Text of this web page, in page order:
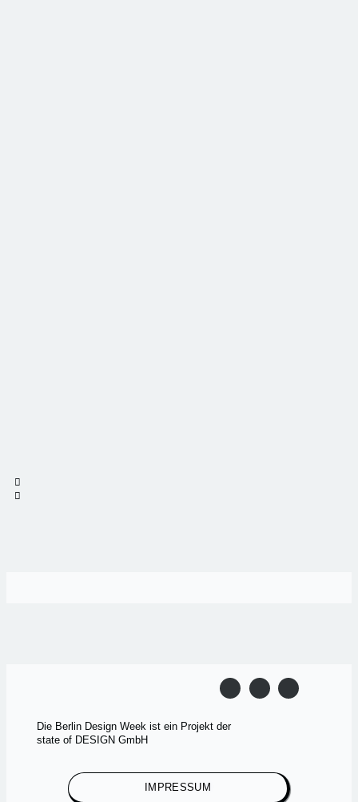
Die Berlin Design Week ist ein Projekt der
state of DESIGN GmbH
IMPRESSUM